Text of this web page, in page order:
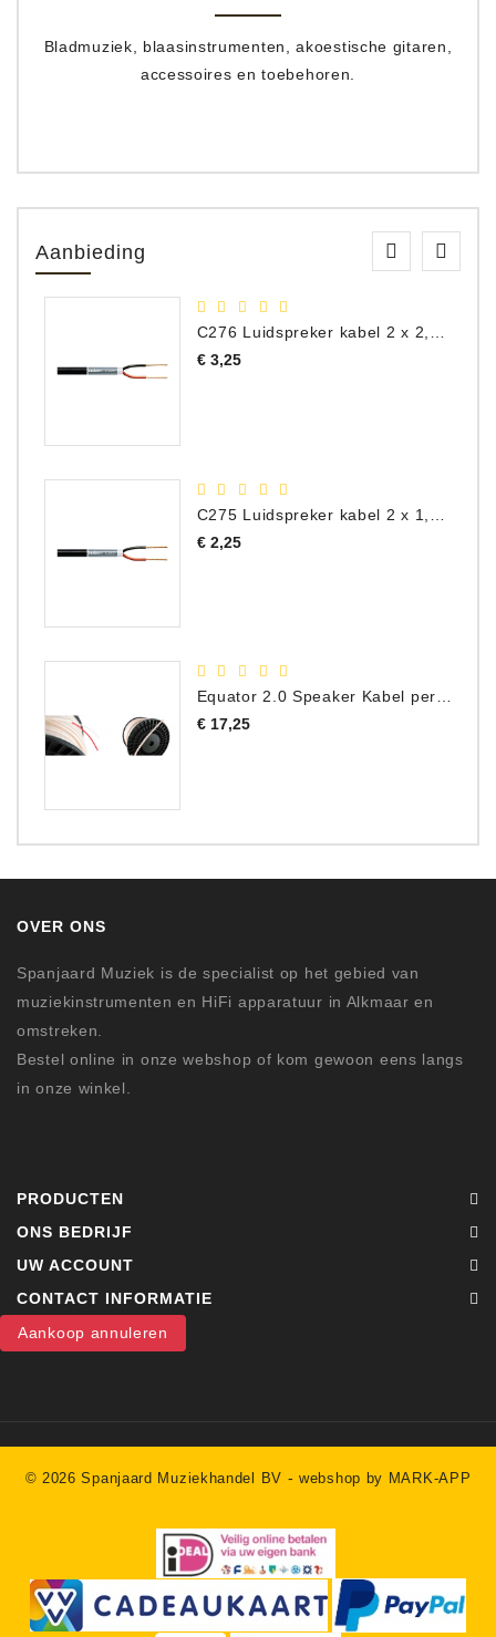
Bladmuziek, blaasinstrumenten, akoestische gitaren,
accessoires en toebehoren.
Aanbieding
C276 Luidspreker kabel 2 x 2,50 mm² (per meter)
€ 3,25Prijs
€ 2,25Prijs
Equator 2.0 Speaker Kabel per meter
€ 17,25Prijs
OVER ONS
Spanjaard Muziek is de specialist op het gebied van
muziekinstrumenten en HiFi apparatuur in Alkmaar en
omstreken.
Bestel online in onze webshop of kom gewoon eens langs
in onze winkel.
PRODUCTEN
ONS BEDRIJF
UW ACCOUNT
CONTACT INFORMATIE
Aankoop annuleren
© 2026 Spanjaard Muziekhandel BV -webshop by MARK-APP